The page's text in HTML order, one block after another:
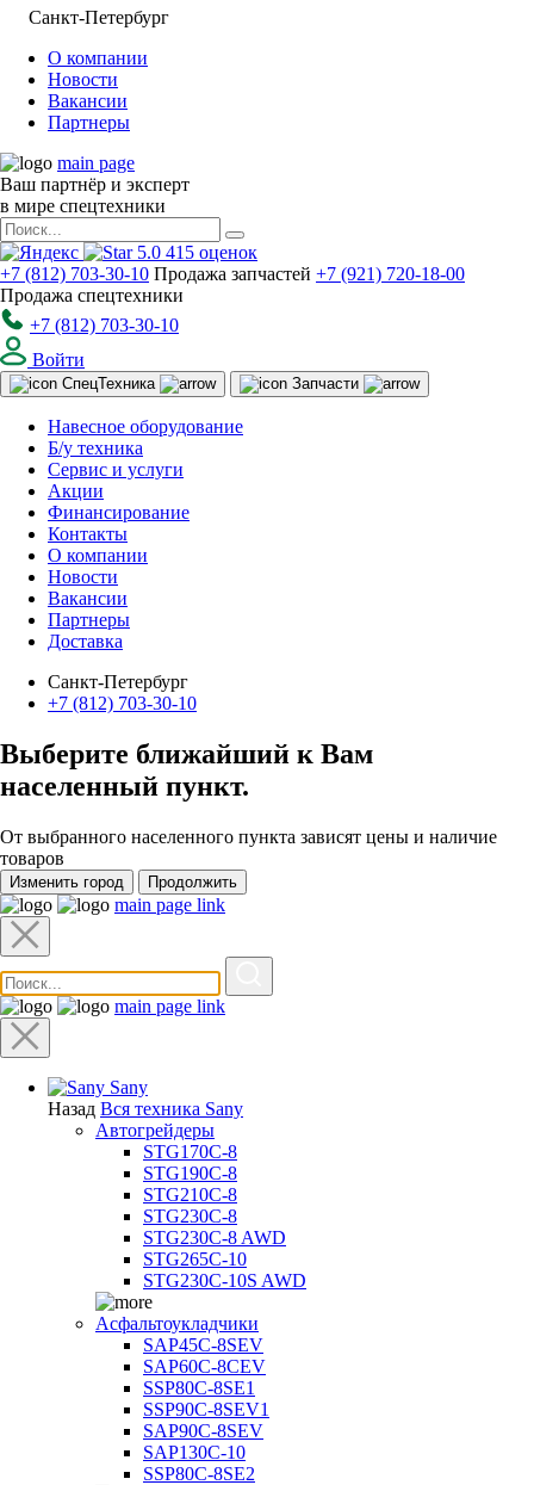
Санкт-Петербург
О компании
Новости
Вакансии
Партнеры
main page
Ваш партнёр и эксперт
в мире спецтехники
5.0 415 оценок
+7 (812) 703-30-10 Продажа запчастей +7 (921) 720-18-00
Продажа спецтехники
+7 (812) 703-30-10
Войти
СпецТехника Запчасти
Навесное оборудование
Б/у техника
Сервис и услуги
Акции
Финансирование
Контакты
О компании
Новости
Вакансии
Партнеры
Доставка
Санкт-Петербург
+7 (812) 703-30-10
Выберите ближайший к Вам
населенный пункт.
От выбранного населенного пункта зависят цены и наличие
товаров
Изменить город Продолжить
main page link
main page link
Sany
Назад Вся техника Sany
Автогрейдеры
STG170C-8
STG190C-8
STG210C-8
STG230C-8
STG230C-8 AWD
STG265C-10
STG230C-10S AWD
Асфальтоукладчики
SAP45С-8SEV
SAP60C-8CEV
SSP80C-8SE1
SSP90C-8SEV1
SAP90C-8SEV
SAP130C-10
SSP80C-8SE2